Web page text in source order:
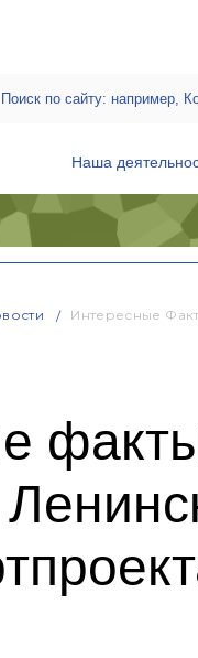
Наша
Интересные